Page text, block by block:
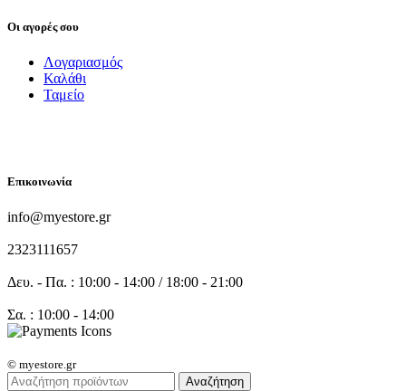
Οι αγορές σου
Λογαριασμός
Καλάθι
Ταμείο
Επικοινωνία
info@myestore.gr
2323111657
Δευ. - Πα. : 10:00 - 14:00 / 18:00 - 21:00
Σα. : 10:00 - 14:00
© myestore.gr
Αναζήτηση